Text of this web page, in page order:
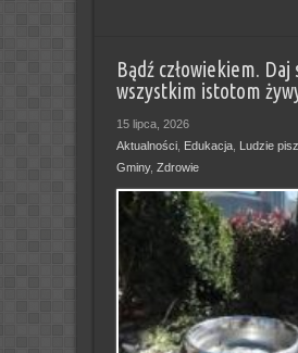
Bądź człowiekiem. Daj
wszystkim istotom
15 lipca, 2026
Aktualności, Edukacja, Ludzie
Gminy, Zdrowie